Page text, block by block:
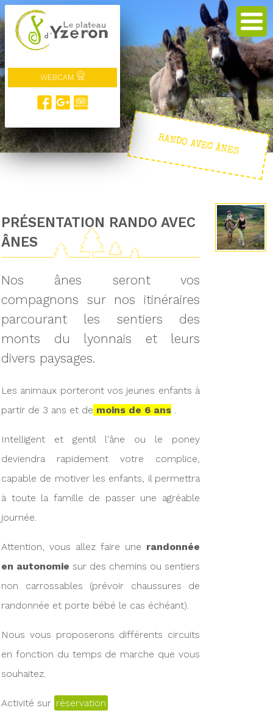
WEBCAM
RANDO AVEC ÂNES
PRÉSENTATION RANDO AVEC
ÂNES
Nos ânes seront vos
compagnons sur nos itinéraires
parcourant les sentiers des
monts du lyonnais et leurs
divers paysages.
Les animaux porteront vos jeunes enfants à
partir de 3 ans et de moins de 6 ans
Intelligent et gentil l'âne ou le poney
deviendra rapidement votre complice,
capable de motiver les enfants, il permettra
à toute la famille de passer une agréable
journée.
Attention, vous allez faire une randonnée
en autonomie sur des chemins ou sentiers
non carrossables (prévoir chaussures de
randonnée et porte bébé le cas échéant).
Nous vous proposerons différents circuits
en fonction du temps de marche que vous
souhaitez.
Activité sur réservation